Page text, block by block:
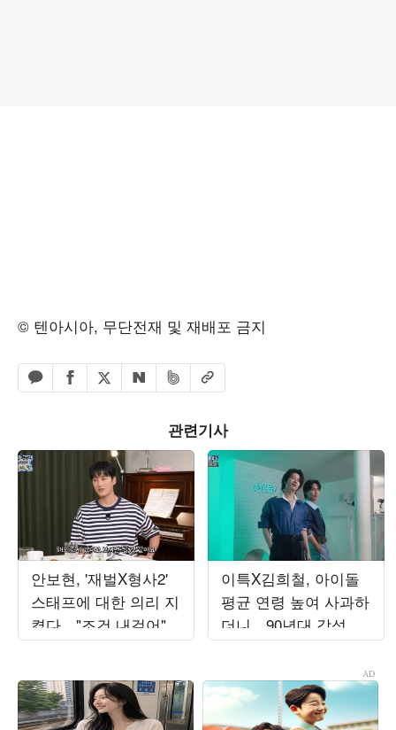
© 텐아시아, 무단전재 및 재배포 금지
카카오톡 공유하기
페이스북 공유하기
엑스 공유하기
네이버 공유하기
밴드 공유하기
URL복사
관련기사
안보현, '재벌X형사2'
스태프에 대한 의리 지
켰다…"조건 내걸어"
상남자 면모 ('목요일
이특X김희철, 아이돌
평균 연령 높여 사과하
더니…90년대 감성 재
해석 ('트기트기 이특')